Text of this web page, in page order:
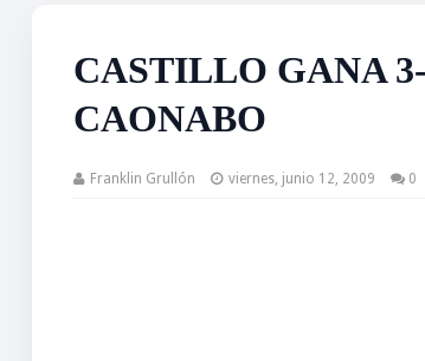
CASTILLO GANA
CAONABO
Franklin Grullón viernes, junio 12, 2009 0